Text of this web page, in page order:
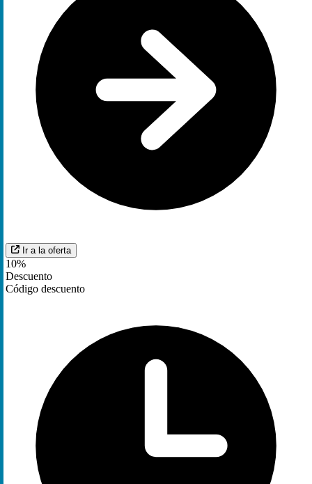
Ir a la oferta
10%
Descuento
Código descuento